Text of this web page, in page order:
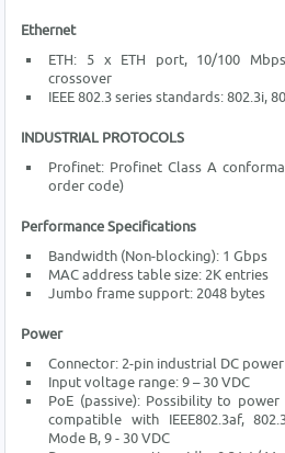
Ethernet
ETH: 5 x ETH port, 10/100
crossover
IEEE 802.3 series standards: 802.3i,
INDUSTRIAL PROTOCOLS
Profinet: Profinet Class A
order code)
Performance Specifications
Bandwidth (Non-blocking): 1 Gbps
MAC address table size: 2K entries
Jumbo frame support: 2048 bytes
Power
Connector: 2-pin industrial DC
Input voltage range: 9 – 30 VDC
PoE (passive): Possibility to
compatible with IEEE802.3af,
Mode B, 9 - 30 VDC